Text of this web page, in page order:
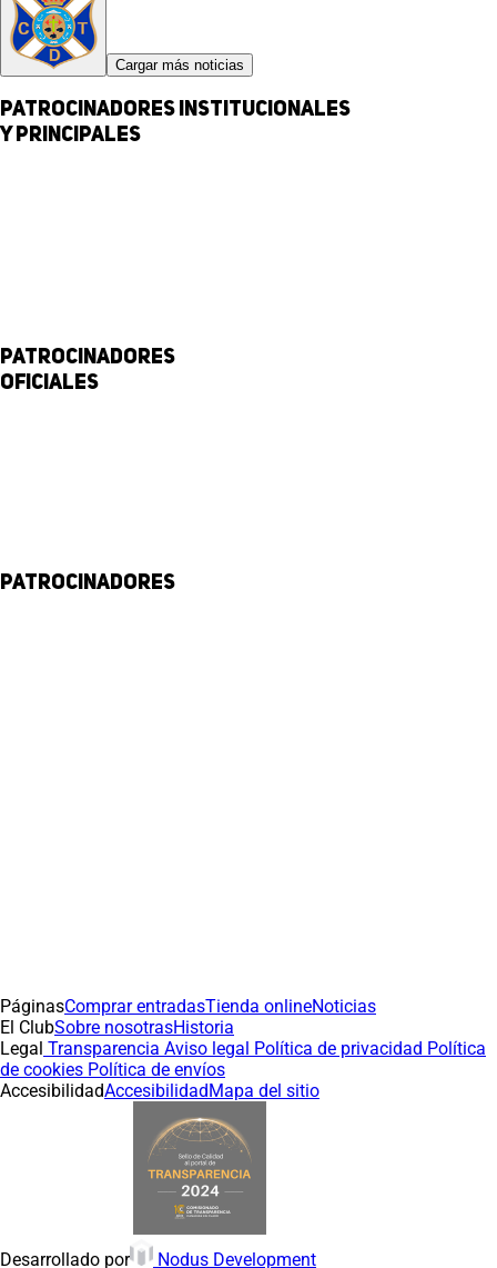
Cargar más noticias
Patrocinadores institucionales
y principales
Patrocinadores
Oficiales
Patrocinadores
PáginasComprar entradasTienda onlineNoticias
El ClubSobre nosotrasHistoria
Legal Transparencia Aviso legal Política de privacidad Política
de cookies Política de envíos
AccesibilidadAccesibilidadMapa del sitio
Desarrollado por Nodus Development